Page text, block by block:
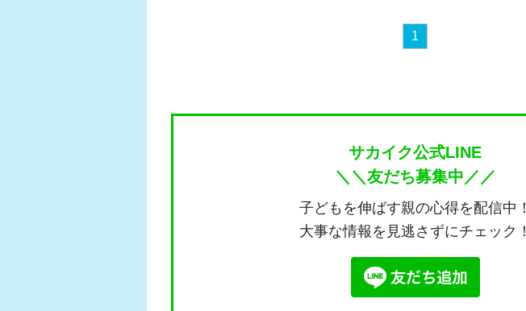
1
サカイク公式LINE
＼＼友だち募集中／／
子どもを伸ばす親の心得を配信中！
大事な情報を見逃さずにチェック！